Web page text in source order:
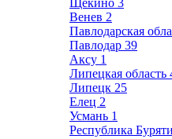
Щёкино 3
Венев 2
Павлодарская
Павлодар 39
Аксу 1
Липецкая область
Липецк 25
Елец 2
Усмань 1
Республика